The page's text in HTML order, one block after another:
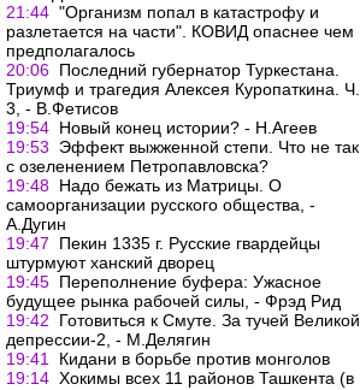
21:44 "Организм попал в катастрофу и
разлетается на части". КОВИД опаснее чем
предполагалось
20:06 Последний губернатор Туркестана.
Триумф и трагедия Алексея Куропаткина. Ч.
3, - В.Фетисов
19:54 Новый конец истории? - Н.Агеев
19:53
Эффект выжженной степи. Что не так
с озеленением Петропавловска?
19:48 Надо бежать из Матрицы. О
самоорганизации русского общества, -
А.Дугин
19:47
Пекин 1335 г. Русские гвардейцы
штурмуют ханский дворец
19:45 Переполнение буфера: Ужасное
будущее рынка рабочей силы, - Фрэд Рид
19:42
Готовиться к Смуте. За тучей Великой
депрессии-2, - М.Делягин
19:41
Кидани в борьбе против монголов
19:14 Хокимы всех 11 районов Ташкента (в